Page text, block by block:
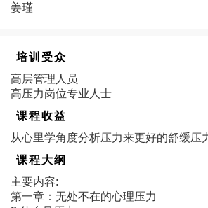
姜瑾
培训受众
高层管理人员
高压力岗位专业人士
课程收益
从心里学角度分析压力来更好的舒缓压
课程大纲
主要内容:
第一章：无处不在的心理压力